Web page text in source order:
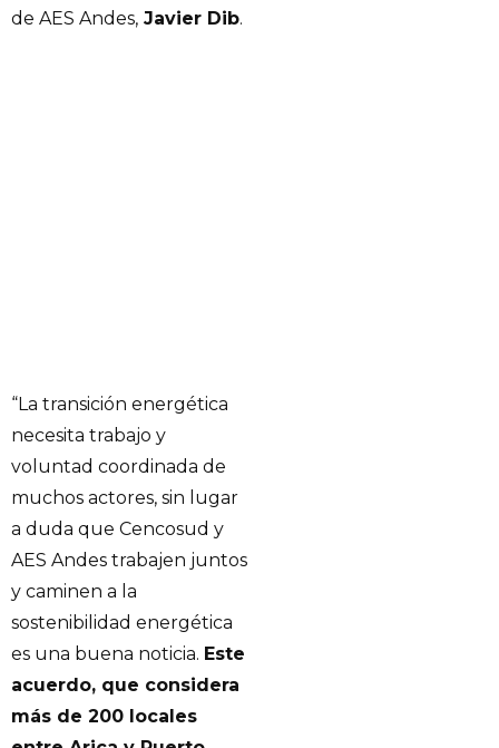
de AES Andes, Javier Dib.
“La transición energética
necesita trabajo y
voluntad coordinada de
muchos actores, sin lugar
a duda que Cencosud y
AES Andes trabajen juntos
y caminen a la
sostenibilidad energética
es una buena noticia. Este
acuerdo, que considera
más de 200 locales